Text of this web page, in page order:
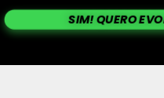
SIM! QUERO